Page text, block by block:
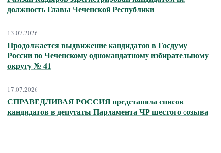
должность Главы Чеченской Республики
13.07.2026
Продолжается выдвижение кандидатов в Госдуму
России по Чеченскому одномандатному избирательному
округу № 41
17.07.2026
СПРАВЕДЛИВАЯ РОССИЯ представила список
кандидатов в депутаты Парламента ЧР шестого созыва